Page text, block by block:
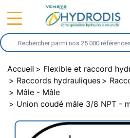
Accueil
Flexible et raccord
Raccords hydrauliques
Mâle - Mâle
Union coudé mâle 3/8 NPT -